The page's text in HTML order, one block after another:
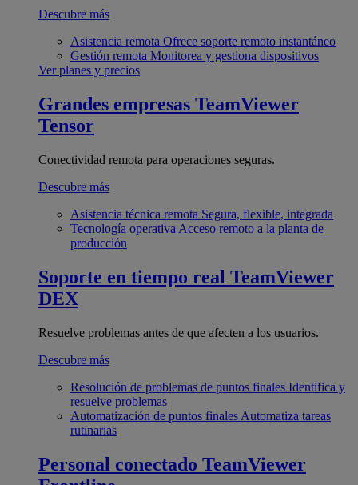
Descubre más
Asistencia remota Ofrece soporte remoto instantáneo
Gestión remota Monitorea y gestiona dispositivos
Ver planes y precios
Grandes empresas TeamViewer
Tensor
Conectividad remota para operaciones seguras.
Descubre más
Asistencia técnica remota Segura, flexible, integrada
Tecnología operativa Acceso remoto a la planta de
producción
Soporte en tiempo real TeamViewer
DEX
Resuelve problemas antes de que afecten a los usuarios.
Descubre más
Resolución de problemas de puntos finales Identifica y
resuelve problemas
Automatización de puntos finales Automatiza tareas
rutinarias
Personal conectado TeamViewer